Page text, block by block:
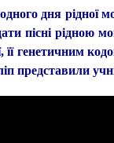
дня рідної
пісні рідною
генетичним
представили